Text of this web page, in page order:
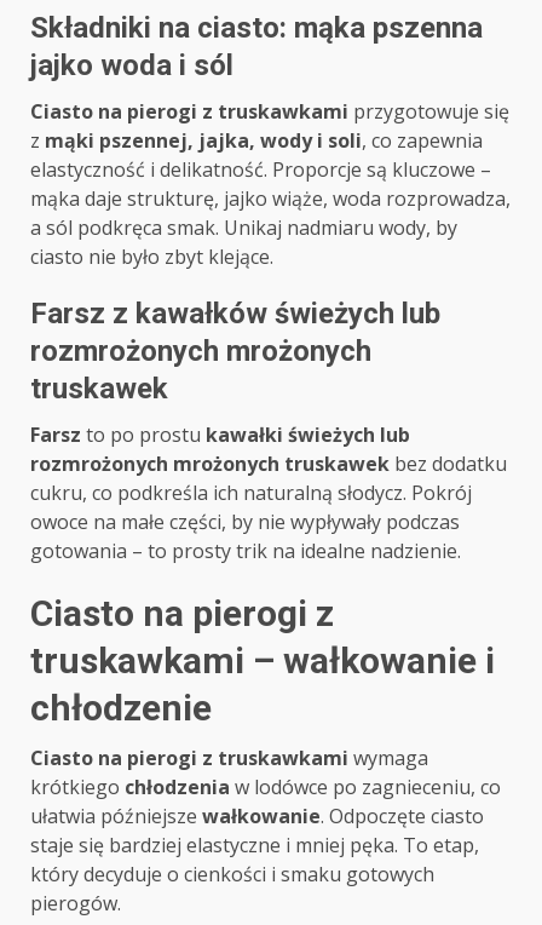
Składniki na ciasto: mąka pszenna
jajko woda i sól
Ciasto na pierogi z truskawkami przygotowuje się
z mąki pszennej, jajka, wody i soli, co zapewnia
elastyczność i delikatność. Proporcje są kluczowe –
mąka daje strukturę, jajko wiąże, woda rozprowadza,
a sól podkręca smak. Unikaj nadmiaru wody, by
ciasto nie było zbyt klejące.
Farsz z kawałków świeżych lub
rozmrożonych mrożonych
truskawek
Farsz to po prostu kawałki świeżych lub
rozmrożonych mrożonych truskawek bez dodatku
cukru, co podkreśla ich naturalną słodycz. Pokrój
owoce na małe części, by nie wypływały podczas
gotowania – to prosty trik na idealne nadzienie.
Ciasto na pierogi z
truskawkami – wałkowanie i
chłodzenie
Ciasto na pierogi z truskawkami wymaga
krótkiego chłodzenia w lodówce po zagnieceniu, co
ułatwia późniejsze wałkowanie. Odpoczęte ciasto
staje się bardziej elastyczne i mniej pęka. To etap,
który decyduje o cienkości i smaku gotowych
pierogów.